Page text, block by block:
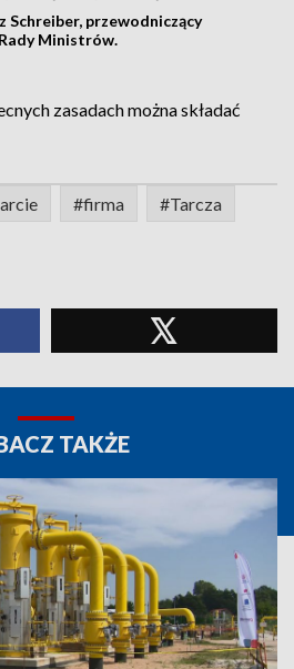
Schreiber, przewodniczący
Ministrów.
zasadach można składać
#firma #Tarcza
TAKŻE